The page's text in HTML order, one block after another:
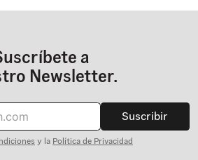
a
Newsletter.
Suscribir
y la Política de Privacidad